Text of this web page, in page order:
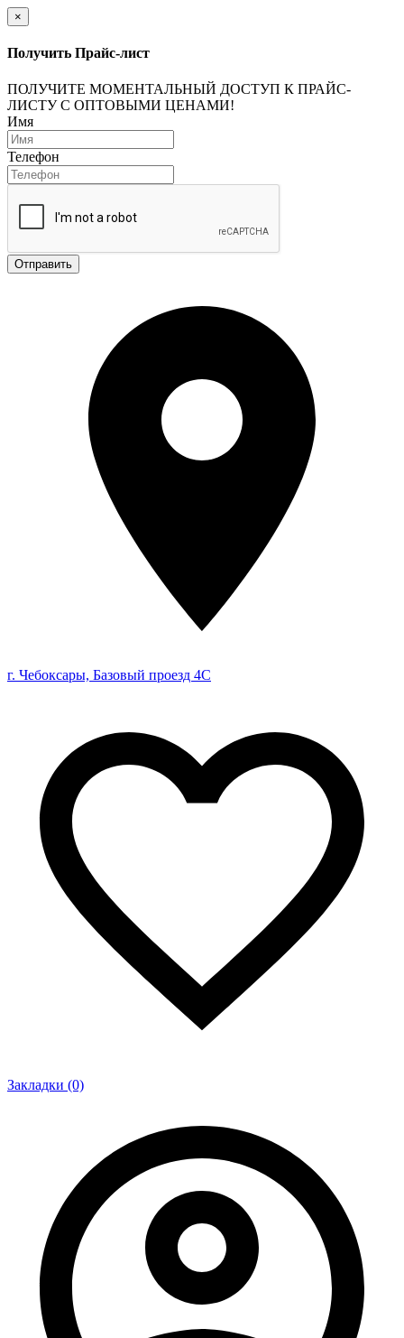
×
Получить Прайс-лист
ПОЛУЧИТЕ МОМЕНТАЛЬНЫЙ ДОСТУП К ПРАЙС-
ЛИСТУ С ОПТОВЫМИ ЦЕНАМИ!
Имя
Телефон
Отправить
г. Чебоксары, Базовый проезд 4С
Закладки (0)